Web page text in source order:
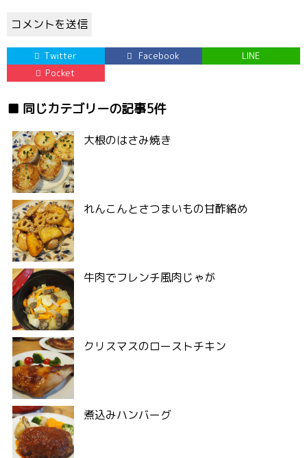
Twitter Facebook
LINE
Pocket
同じカテゴリーの記事5件
大根のはさみ焼き
れんこんとさつまいもの甘酢絡め
牛肉でフレンチ風肉じゃが
クリスマスのローストチキン
煮込みハンバーグ